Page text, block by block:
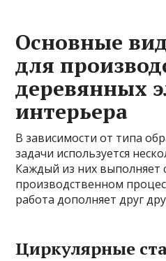
Основные
для
деревянных
интерьера
В зависимости от типа
задачи используется
Каждый из них выполняет
производственном
работа дополняет друг
Циркулярные